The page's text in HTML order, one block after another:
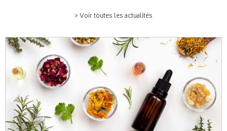
> Voir toutes les actualités